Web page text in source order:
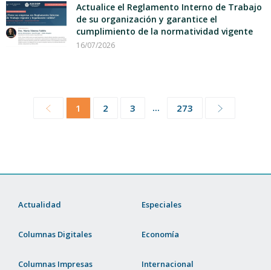
Actualice el Reglamento Interno de Trabajo
de su organización y garantice el
cumplimiento de la normatividad vigente
16/07/2026
1 2 3 ... 273
Actualidad
Columnas Digitales
Columnas Impresas
Especiales
Economía
Internacional